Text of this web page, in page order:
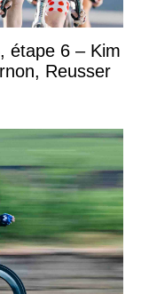
étape 6 – Kim
Reusser